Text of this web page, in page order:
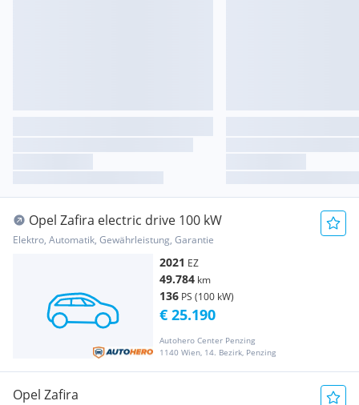
Opel Zafira electric drive 100 kW
Elektro, Automatik, Gewährleistung, Garantie
2021 EZ
49.784 km
136 PS (100 kW)
Autohero Center Penzing
1140 Wien, 14. Bezirk, Penzing
€ 25.190
Opel Zafira